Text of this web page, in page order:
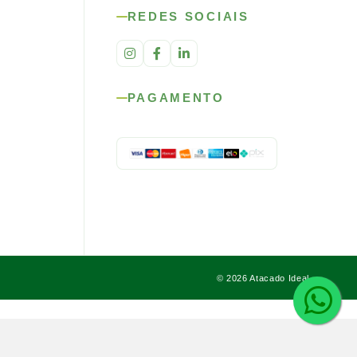
REDES SOCIAIS
PAGAMENTO
© 2026 Atacado Ideal